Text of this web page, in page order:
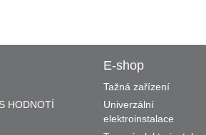
HODNOTÍ
E-shop
Tažná zařízení
Univerzální
elektroinstalace